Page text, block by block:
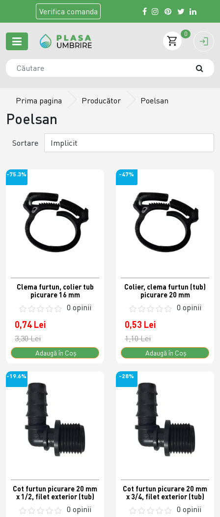
Verifica comanda
0
Prima pagina Producător Poelsan
Poelsan
Sortare
-75.3%
Clema furtun, colier tub
picurare 16 mm
0 opinii
0,74 Lei
3,30 Lei
Adaugă în Coş
-47%
Colier, clema furtun (tub)
picurare 20 mm
0 opinii
0,53 Lei
1,10 Lei
Adaugă în Coş
-19.6%
Cot furtun picurare 20 mm
x 1/2, filet exterior (tub)
0 opinii
-28%
Cot furtun picurare 20 mm
x 3/4, filet exterior (tub)
0 opinii